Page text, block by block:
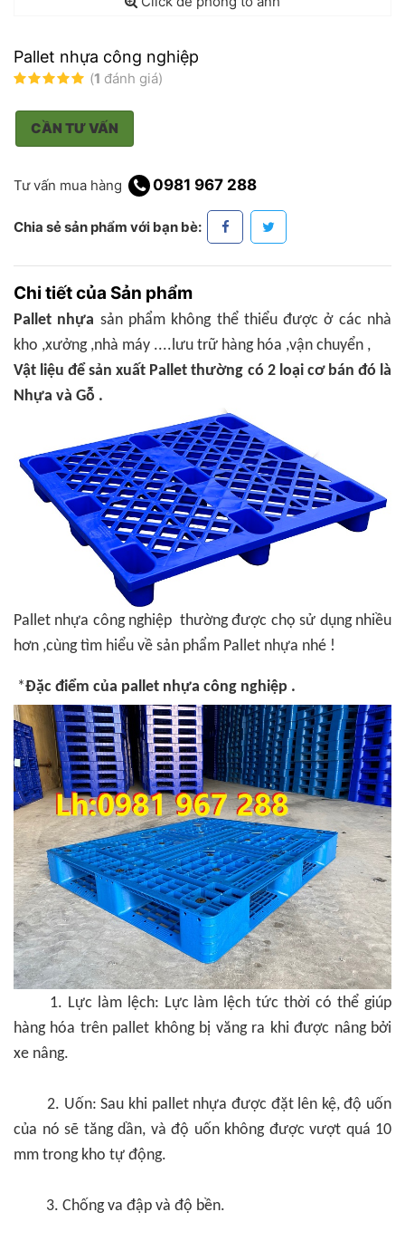
Pallet nhựa công nghiệp
(1 đánh giá)
CẦN TƯ VẤN
Tư vấn mua hàng 0981 967 288
Chia sẻ sản phẩm với bạn bè:
Chi tiết của Sản phẩm
Pallet nhựa sản phẩm không thể thiểu được ở các nhà
kho ,xưởng ,nhà máy ....lưu trữ hàng hóa ,vận chuyển ,
Vật liệu để sản xuất Pallet thường có 2 loại cơ bán đó là
Nhựa và Gỗ .
Pallet nhựa công nghiệp thường được chọ sử dụng nhiều
hơn ,cùng tìm hiểu về sản phẩm Pallet nhựa nhé !
*Đặc điểm của pallet nhựa công nghiệp .
1. Lực làm lệch: Lực làm lệch tức thời có thể giúp
hàng hóa trên pallet không bị văng ra khi được nâng bởi
xe nâng.
2. Uốn: Sau khi pallet nhựa được đặt lên kệ, độ uốn
của nó sẽ tăng dần, và độ uốn không được vượt quá 10
mm trong kho tự động.
3. Chống va đập và độ bền.